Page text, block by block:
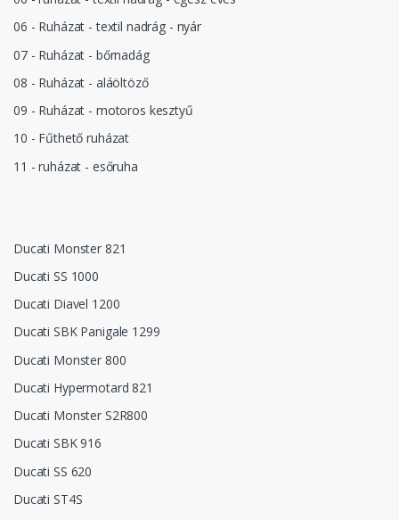
06 - Ruházat - textil nadrág - nyár
07 - Ruházat - bőrnadág
08 - Ruházat - aláöltöző
09 - Ruházat - motoros kesztyű
10 - Fűthető ruházat
11 - ruházat - esőruha
Ducati Monster 821
Ducati SS 1000
Ducati Diavel 1200
Ducati SBK Panigale 1299
Ducati Monster 800
Ducati Hypermotard 821
Ducati Monster S2R800
Ducati SBK 916
Ducati SS 620
Ducati ST4S